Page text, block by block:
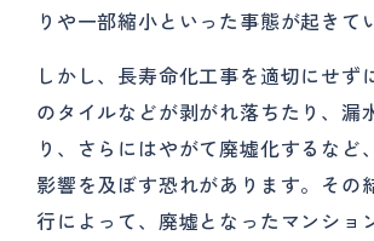
りや一部縮小といった事態が起きて
しかし、長寿命化工事を適切にせず
のタイルなどが剥がれ落ちたり、漏
り、さらにはやがて廃墟化するなど
影響を及ぼす恐れがあります。その
行によって、廃墟となったマンショ